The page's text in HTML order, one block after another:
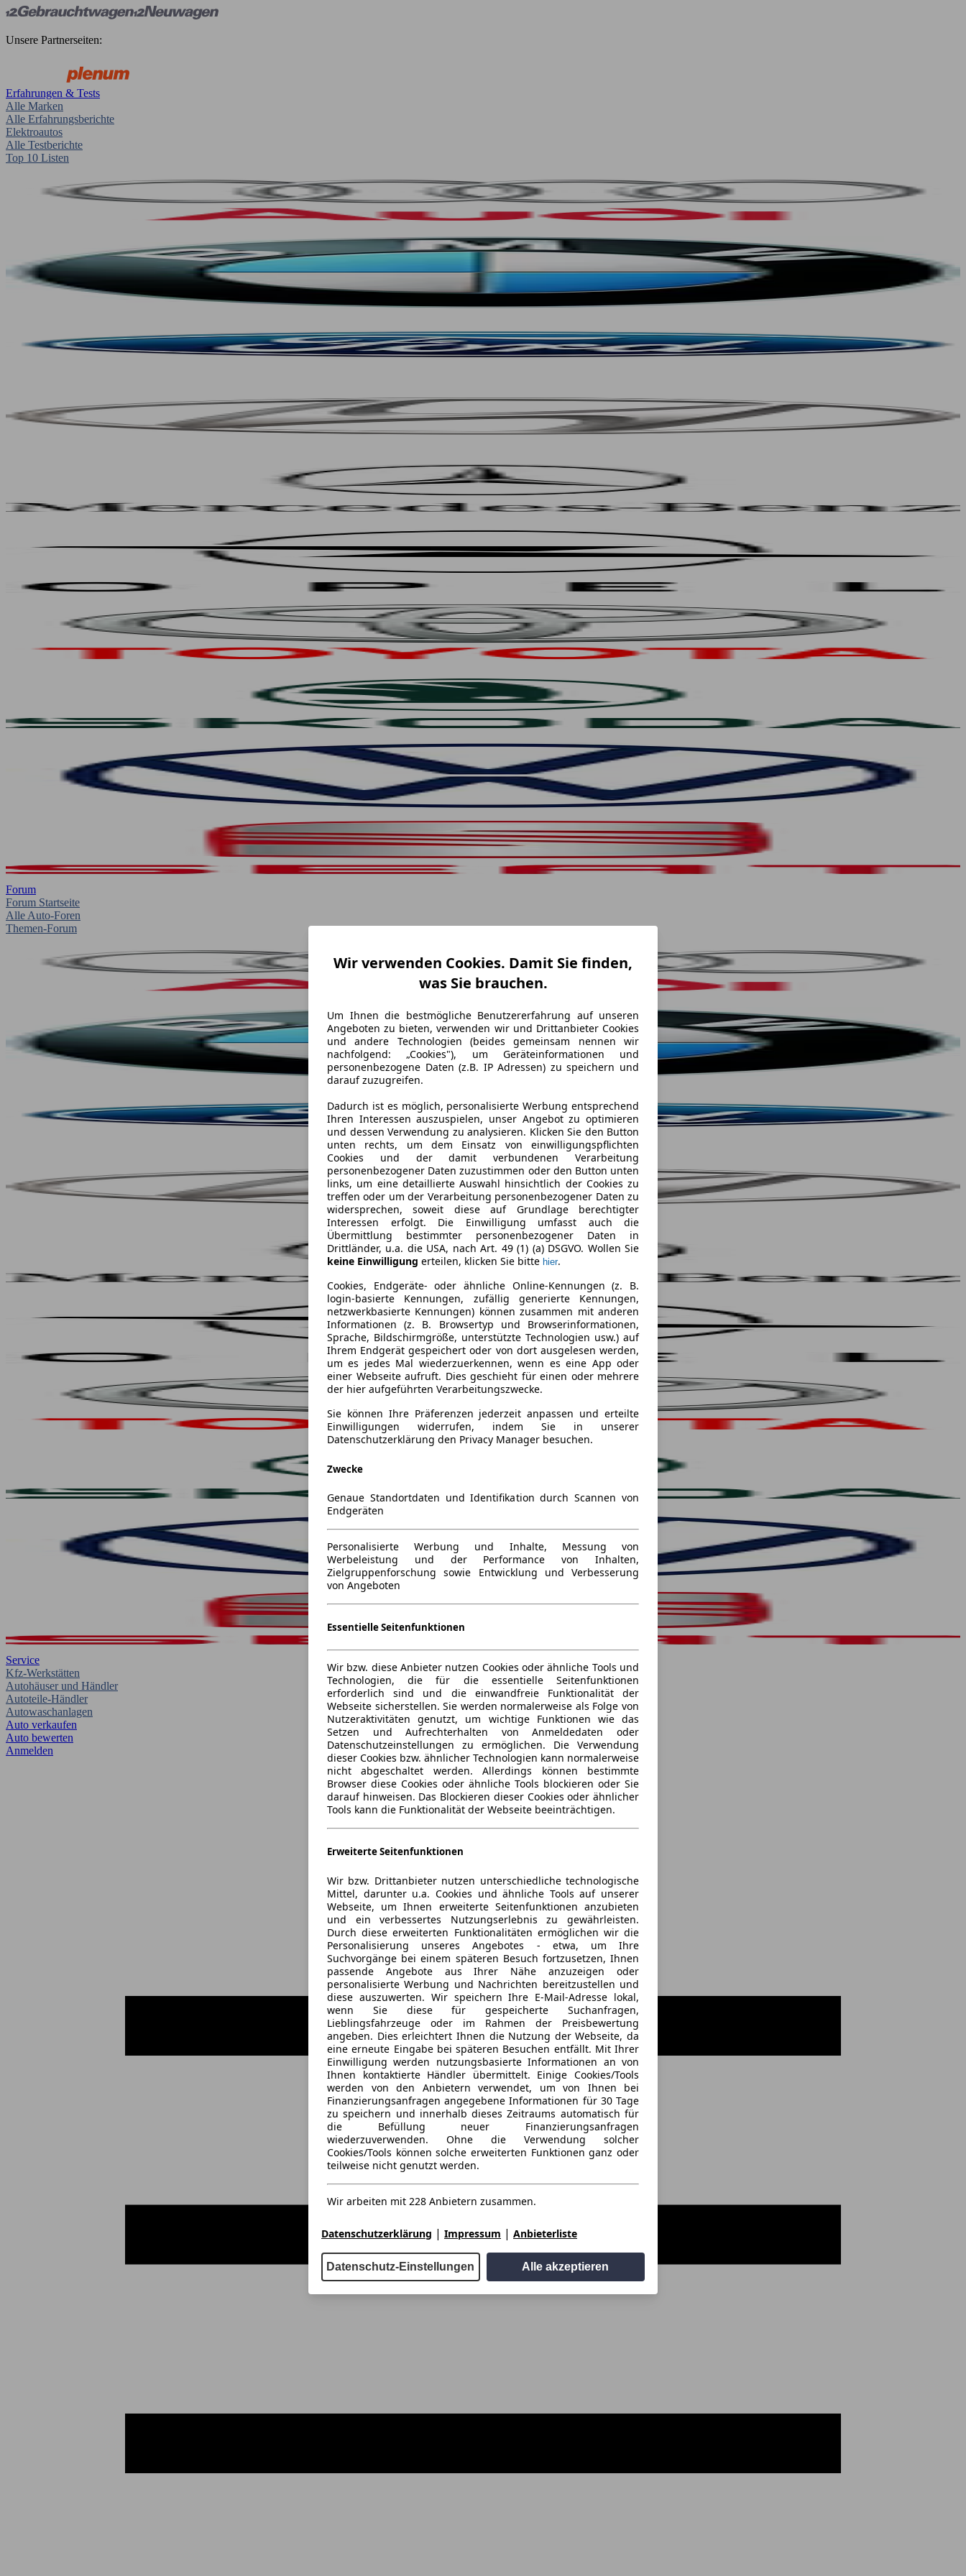
Unsere Partnerseiten:
Wir verwenden Cookies. Damit Sie finden,
was Sie brauchen.
Um Ihnen die bestmögliche Benutzererfahrung auf unseren
Angeboten zu bieten, verwenden wir und Drittanbieter Cookies
und andere Technologien (beides gemeinsam nennen wir
nachfolgend: „Cookies"), um Geräteinformationen und
personenbezogene Daten (z.B. IP Adressen) zu speichern und
darauf zuzugreifen.
Dadurch ist es möglich, personalisierte Werbung entsprechend
Ihren Interessen auszuspielen, unser Angebot zu optimieren
und dessen Verwendung zu analysieren. Klicken Sie den Button
unten rechts, um dem Einsatz von einwilligungspflichten
Cookies und der damit verbundenen Verarbeitung
personenbezogener Daten zuzustimmen oder den Button unten
links, um eine detaillierte Auswahl hinsichtlich der Cookies zu
treffen oder um der Verarbeitung personenbezogener Daten zu
widersprechen, soweit diese auf Grundlage berechtigter
Interessen erfolgt. Die Einwilligung umfasst auch die
Übermittlung bestimmter personenbezogener Daten in
Drittländer, u.a. die USA, nach Art. 49 (1) (a) DSGVO. Wollen Sie
keine Einwilligung erteilen, klicken Sie bitte hier.
Cookies, Endgeräte- oder ähnliche Online-Kennungen (z. B.
login-basierte Kennungen, zufällig generierte Kennungen,
netzwerkbasierte Kennungen) können zusammen mit anderen
Informationen (z. B. Browsertyp und Browserinformationen,
Sprache, Bildschirmgröße, unterstützte Technologien usw.) auf
Ihrem Endgerät gespeichert oder von dort ausgelesen werden,
um es jedes Mal wiederzuerkennen, wenn es eine App oder
einer Webseite aufruft. Dies geschieht für einen oder mehrere
der hier aufgeführten Verarbeitungszwecke.
Sie können Ihre Präferenzen jederzeit anpassen und erteilte
Einwilligungen widerrufen, indem Sie in unserer
Datenschutzerklärung den Privacy Manager besuchen.
Zwecke
Genaue Standortdaten und Identifikation durch Scannen von
Endgeräten
Personalisierte Werbung und Inhalte, Messung von
Werbeleistung und der Performance von Inhalten,
Zielgruppenforschung sowie Entwicklung und Verbesserung
von Angeboten
Essentielle Seitenfunktionen
Wir bzw. diese Anbieter nutzen Cookies oder ähnliche Tools und
Technologien, die für die essentielle Seitenfunktionen
erforderlich sind und die einwandfreie Funktionalität der
Webseite sicherstellen. Sie werden normalerweise als Folge von
Nutzeraktivitäten genutzt, um wichtige Funktionen wie das
Setzen und Aufrechterhalten von Anmeldedaten oder
Datenschutzeinstellungen zu ermöglichen. Die Verwendung
dieser Cookies bzw. ähnlicher Technologien kann normalerweise
nicht abgeschaltet werden. Allerdings können bestimmte
Browser diese Cookies oder ähnliche Tools blockieren oder Sie
darauf hinweisen. Das Blockieren dieser Cookies oder ähnlicher
Tools kann die Funktionalität der Webseite beeinträchtigen.
Erweiterte Seitenfunktionen
Wir bzw. Drittanbieter nutzen unterschiedliche technologische
Mittel, darunter u.a. Cookies und ähnliche Tools auf unserer
Webseite, um Ihnen erweiterte Seitenfunktionen anzubieten
und ein verbessertes Nutzungserlebnis zu gewährleisten.
Durch diese erweiterten Funktionalitäten ermöglichen wir die
Personalisierung unseres Angebotes - etwa, um Ihre
Suchvorgänge bei einem späteren Besuch fortzusetzen, Ihnen
passende Angebote aus Ihrer Nähe anzuzeigen oder
personalisierte Werbung und Nachrichten bereitzustellen und
diese auszuwerten. Wir speichern Ihre E-Mail-Adresse lokal,
wenn Sie diese für gespeicherte Suchanfragen,
Lieblingsfahrzeuge oder im Rahmen der Preisbewertung
angeben. Dies erleichtert Ihnen die Nutzung der Webseite, da
eine erneute Eingabe bei späteren Besuchen entfällt. Mit Ihrer
Einwilligung werden nutzungsbasierte Informationen an von
Ihnen kontaktierte Händler übermittelt. Einige Cookies/Tools
werden von den Anbietern verwendet, um von Ihnen bei
Finanzierungsanfragen angegebene Informationen für 30 Tage
zu speichern und innerhalb dieses Zeitraums automatisch für
die Befüllung neuer Finanzierungsanfragen
wiederzuverwenden. Ohne die Verwendung solcher
Cookies/Tools können solche erweiterten Funktionen ganz oder
teilweise nicht genutzt werden.
Wir arbeiten mit 228 Anbietern zusammen.
Datenschutzerklärung | Impressum | Anbieterliste
Datenschutz-Einstellungen Alle akzeptieren
Erfahrungen & Tests
Alle Marken
Alle Erfahrungsberichte
Elektroautos
Alle Testberichte
Top 10 Listen
Forum
Forum Startseite
Alle Auto-Foren
Themen-Forum
Service
Kfz-Werkstätten
Autohäuser und Händler
Autoteile-Händler
Autowaschanlagen
Auto verkaufen
Auto bewerten
Anmelden